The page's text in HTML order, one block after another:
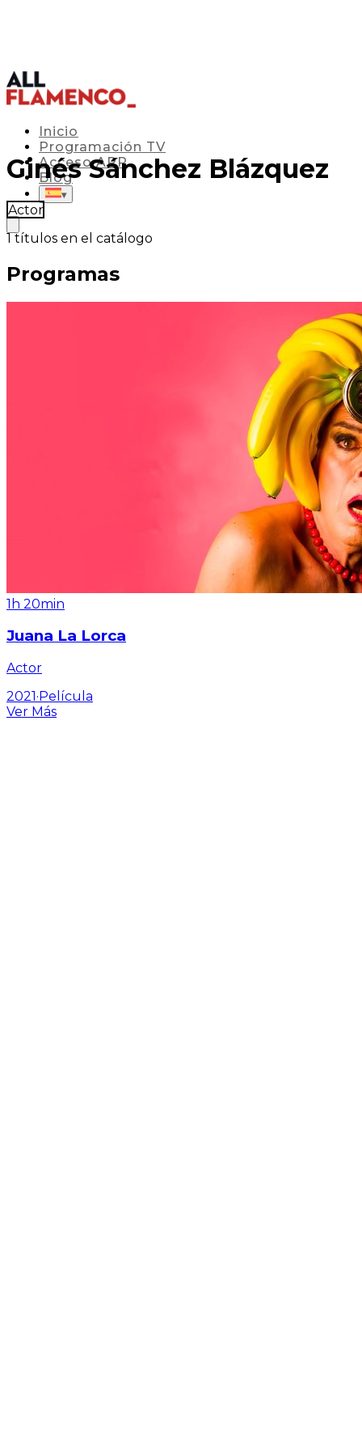
Inicio
Programación TV
Acceso APP
Blog
▾
Ginés Sánchez Blázquez
Actor
1 títulos en el catálogo
Programas
1h 20min
Juana La Lorca
Actor
2021·Película
Ver Más